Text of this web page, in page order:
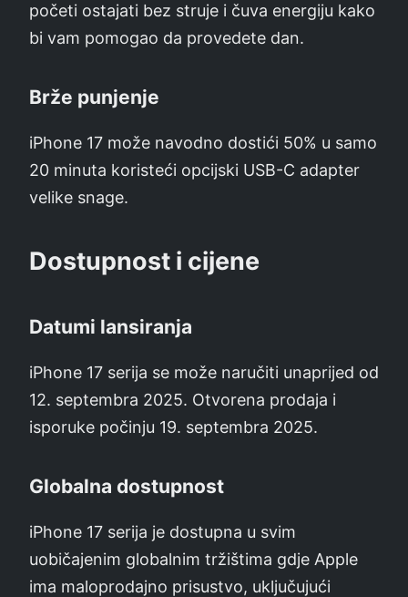
početi ostajati bez struje i čuva energiju kako
bi vam pomogao da provedete dan.
Brže punjenje
iPhone 17 može navodno dostići 50% u samo
20 minuta koristeći opcijski USB-C adapter
velike snage.
Dostupnost i cijene
Datumi lansiranja
iPhone 17 serija se može naručiti unaprijed od
12. septembra 2025. Otvorena prodaja i
isporuke počinju 19. septembra 2025.
Globalna dostupnost
iPhone 17 serija je dostupna u svim
uobičajenim globalnim tržištima gdje Apple
ima maloprodajno prisustvo, uključujući